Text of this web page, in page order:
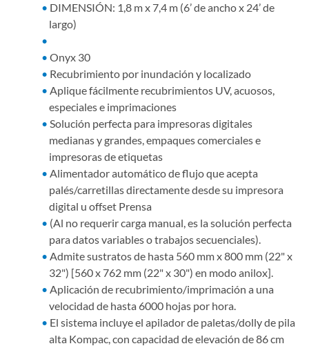
DIMENSIÓN: 1,8 m x 7,4 m (6’ de ancho x 24’ de
largo)
Onyx 30
Recubrimiento por inundación y localizado
Aplique fácilmente recubrimientos UV, acuosos,
especiales e imprimaciones
Solución perfecta para impresoras digitales
medianas y grandes, empaques comerciales e
impresoras de etiquetas
Alimentador automático de flujo que acepta
palés/carretillas directamente desde su impresora
digital u offset Prensa
(Al no requerir carga manual, es la solución perfecta
para datos variables o trabajos secuenciales).
Admite sustratos de hasta 560 mm x 800 mm (22" x
32") [560 x 762 mm (22" x 30") en modo anilox].
Aplicación de recubrimiento/imprimación a una
velocidad de hasta 6000 hojas por hora.
El sistema incluye el apilador de paletas/dolly de pila
alta Kompac, con capacidad de elevación de 86 cm